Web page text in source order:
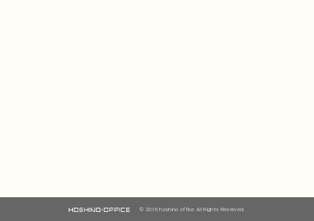
© 2016 hoshino office All Rights Reserved.